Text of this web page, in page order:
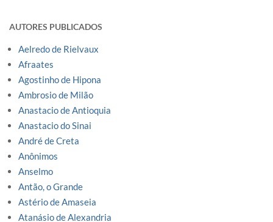
AUTORES PUBLICADOS
Aelredo de Rielvaux
Afraates
Agostinho de Hipona
Ambrosio de Milão
Anastacio de Antioquia
Anastacio do Sinai
André de Creta
Anônimos
Anselmo
Antão, o Grande
Astério de Amaseia
Atanásio de Alexandria